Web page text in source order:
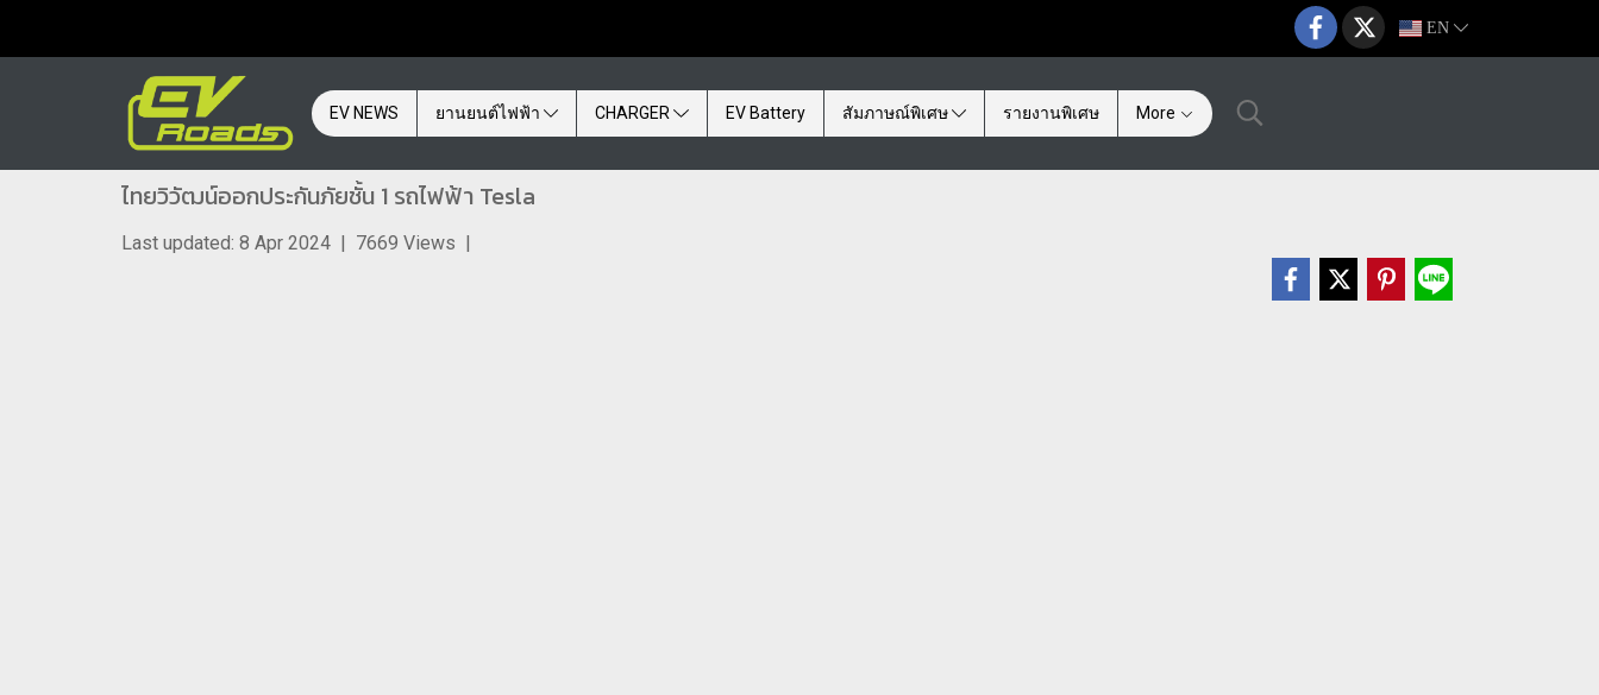
EN
EV NEWS ยานยนต์ไฟฟ้า CHARGER EV Battery สัมภาษณ์พิเศษ รายงานพิเศษ More
ไทยวิวัฒน์ออกประกันภัยชั้น 1 รถไฟฟ้า Tesla
Last updated: 8 Apr 2024 | 7669 Views |